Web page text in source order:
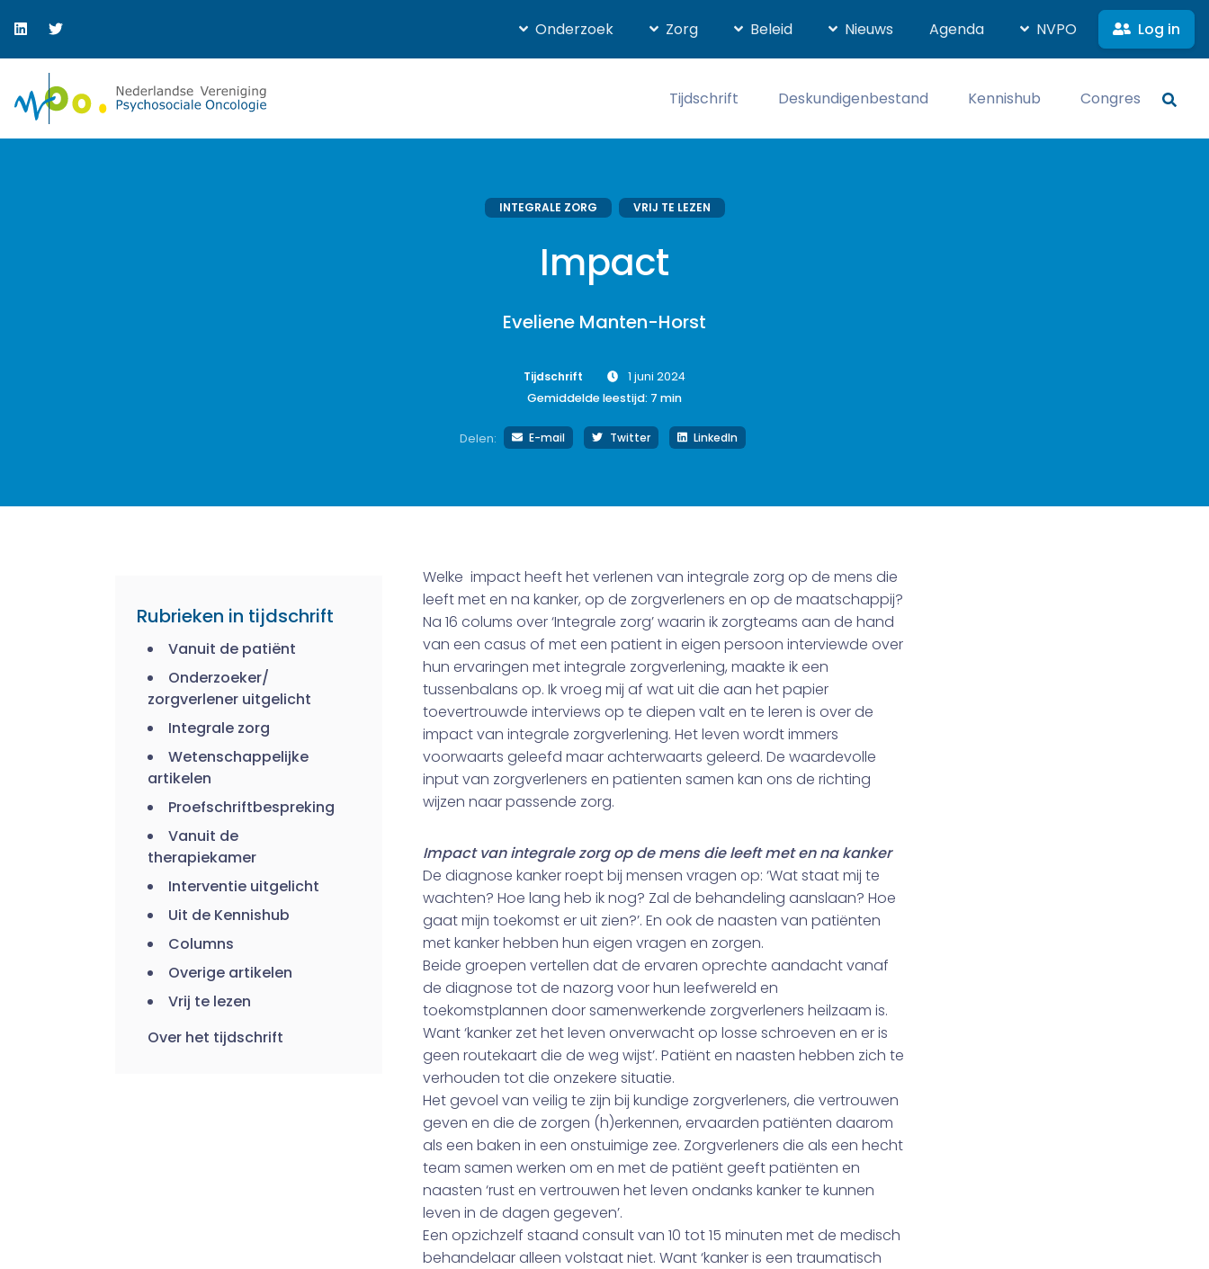
Onderzoek Zorg Beleid Nieuws Agenda NVPO Log in
Tijdschrift Deskundigenbestand Kennishub Congres
INTEGRALE ZORG VRIJ TE LEZEN
Impact
Eveliene Manten-Horst
Tijdschrift
1 juni 2024
Gemiddelde leestijd: 7 min
Delen: E-mail Twitter LinkedIn
Rubrieken in tijdschrift
Vanuit de patiënt
Onderzoeker/
zorgverlener uitgelicht
Integrale zorg
Wetenschappelijke
artikelen
Proefschriftbespreking
Vanuit de
therapiekamer
Interventie uitgelicht
Uit de Kennishub
Columns
Overige artikelen
Vrij te lezen
Over het tijdschrift
Welke impact heeft het verlenen van integrale zorg op de mens die
leeft met en na kanker, op de zorgverleners en op de maatschappij?
Na 16 colums over ‘Integrale zorg’ waarin ik zorgteams aan de hand
van een casus of met een patient in eigen persoon interviewde over
hun ervaringen met integrale zorgverlening, maakte ik een
tussenbalans op. Ik vroeg mij af wat uit die aan het papier
toevertrouwde interviews op te diepen valt en te leren is over de
impact van integrale zorgverlening. Het leven wordt immers
voorwaarts geleefd maar achterwaarts geleerd. De waardevolle
input van zorgverleners en patienten samen kan ons de richting
wijzen naar passende zorg.
Impact van integrale zorg op de mens die leeft met en na kanker
De diagnose kanker roept bij mensen vragen op: ‘Wat staat mij te
wachten? Hoe lang heb ik nog? Zal de behandeling aanslaan? Hoe
gaat mijn toekomst er uit zien?’. En ook de naasten van patiënten
met kanker hebben hun eigen vragen en zorgen.
Beide groepen vertellen dat de ervaren oprechte aandacht vanaf
de diagnose tot de nazorg voor hun leefwereld en
toekomstplannen door samenwerkende zorgverleners heilzaam is.
Want ‘kanker zet het leven onverwacht op losse schroeven en er is
geen routekaart die de weg wijst’. Patiënt en naasten hebben zich te
verhouden tot die onzekere situatie.
Het gevoel van veilig te zijn bij kundige zorgverleners, die vertrouwen
geven en die de zorgen (h)erkennen, ervaarden patiënten daarom
als een baken in een onstuimige zee. Zorgverleners die als een hecht
team samen werken om en met de patiënt geeft patiënten en
naasten ‘rust en vertrouwen het leven ondanks kanker te kunnen
leven in de dagen gegeven’.
Een opzichzelf staand consult van 10 tot 15 minuten met de medisch
behandelaar alleen volstaat niet. Want ‘kanker is een traumatisch